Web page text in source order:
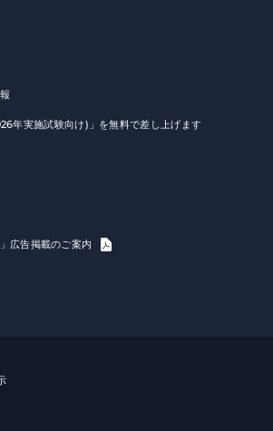
年実施試験向け)」を無料で差し上げます
広告掲載のご案内